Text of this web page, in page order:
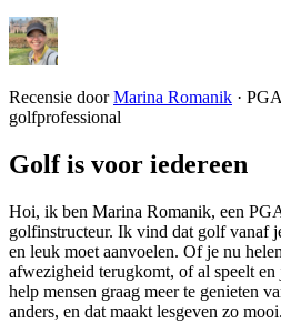
Recensie doorMarina Romanik ·
golfprofessional
Golf is voor iedereen
Hoi, ik ben Marina Romanik, een
golfinstructeur. Ik vind dat golf vanaf
en leuk moet aanvoelen. Of je nu
afwezigheid terugkomt, of al speelt
help mensen graag meer te genieten
anders, en dat maakt lesgeven zo mooi.